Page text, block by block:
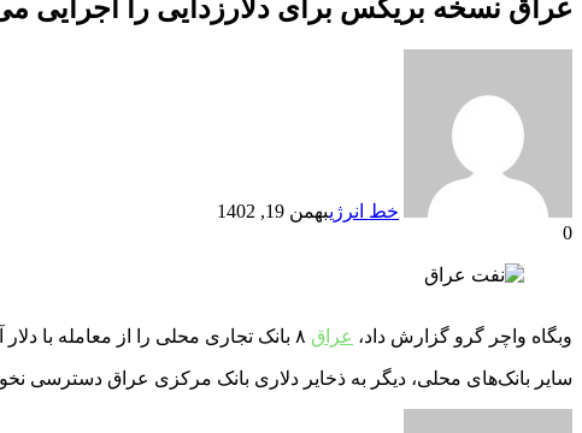
عراق نسخه بریکس برای دلارزدایی را اجرایی
خط انرژیبهمن 19, 1402
0
وبگاه واچر گرو گزارش داد، عراق
سایر بانک‌های محلی، دیگر به ذخایر دلاری بانک مرکزی عراق دسترسی